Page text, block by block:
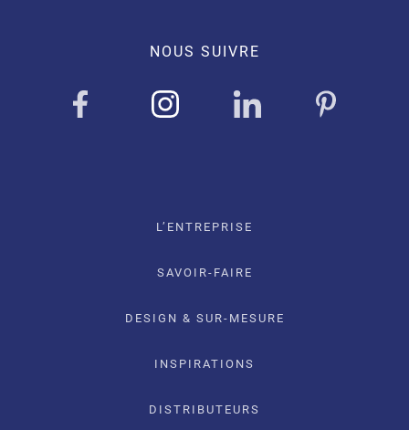
NOUS SUIVRE
L’ENTREPRISE
SAVOIR-FAIRE
DESIGN & SUR-MESURE
INSPIRATIONS
DISTRIBUTEURS